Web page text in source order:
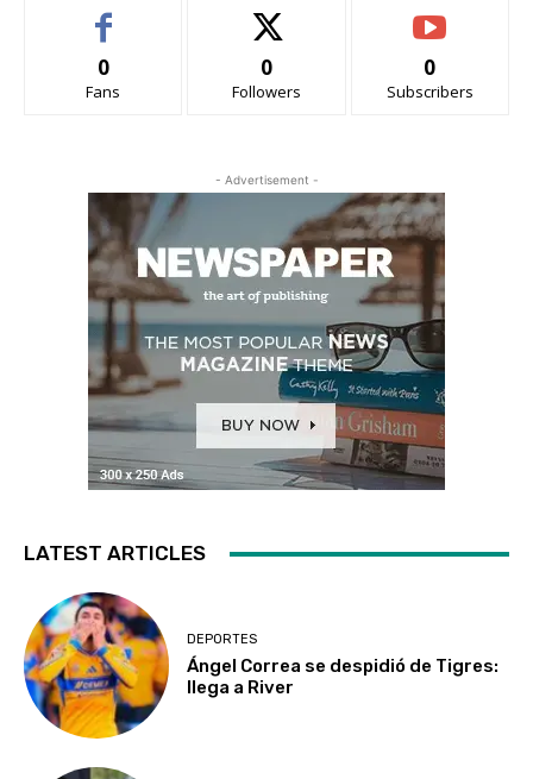
0
Fans
0
Followers
0
Subscribers
- Advertisement -
LATEST ARTICLES
DEPORTES
Ángel Correa se despidió de Tigres:
llega a River